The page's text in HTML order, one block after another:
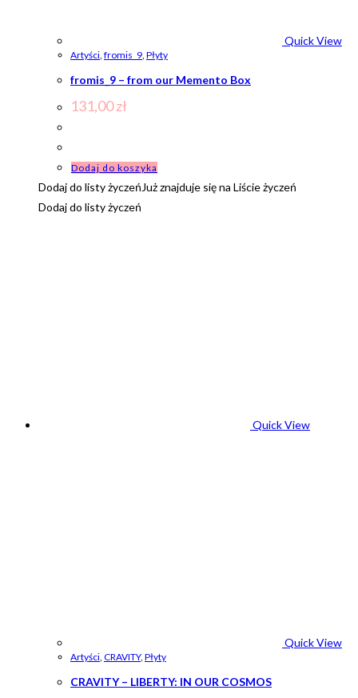
Quick View
Artyści, fromis_9, Płyty
fromis_9 – from our Memento Box
131,00zł
Dodaj do koszyka
Dodaj do listy życzeńJuż znajduje się na Liście życzeń
Dodaj do listy życzeń
Quick View
Quick View
Artyści, CRAVITY, Płyty
CRAVITY – LIBERTY: IN OUR COSMOS